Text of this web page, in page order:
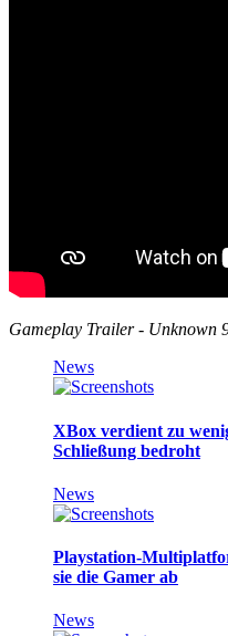
Gameplay Trailer - Unknown
News
XBox verdient zu
Schließung bedroht
News
Playstation-
sie die Gamer ab
News